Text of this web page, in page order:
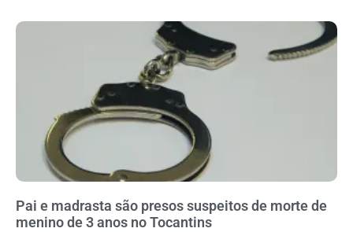
Pai e madrasta são presos suspeitos de morte de
menino de 3 anos no Tocantins